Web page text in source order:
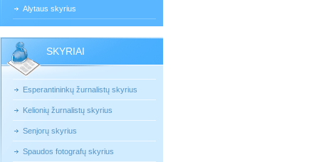
Alytaus skyrius
SKYRIAI
Esperantininkų žurnalistų skyrius
Kelionių žurnalistų skyrius
Senjorų skyrius
Spaudos fotografų skyrius